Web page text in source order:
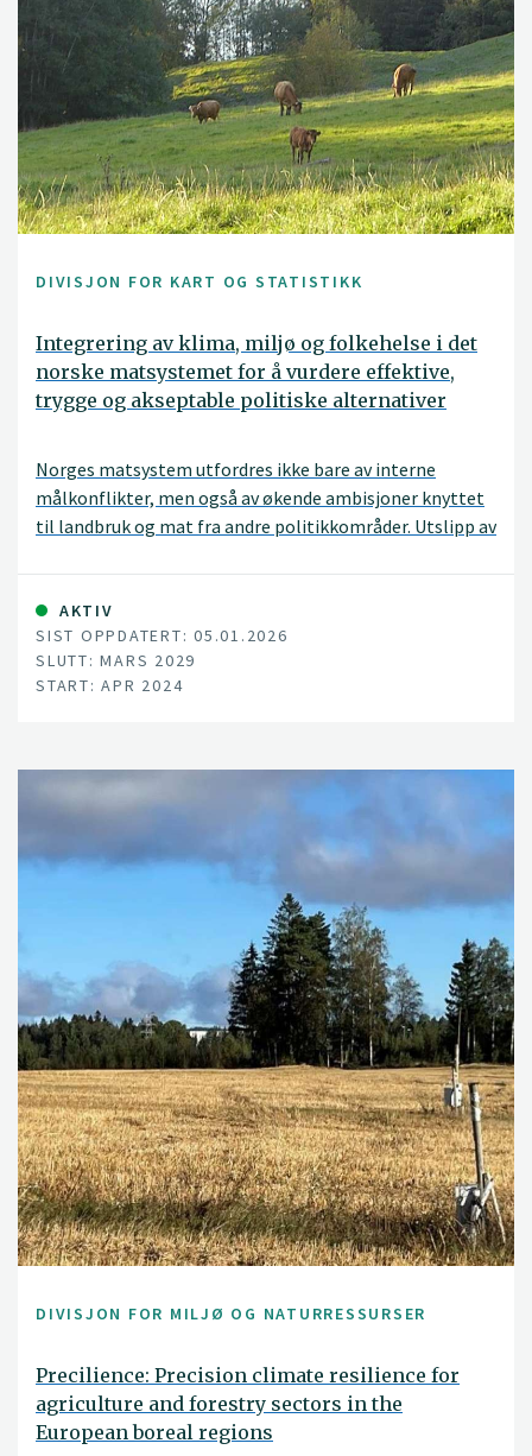
DIVISJON FOR KART OG STATISTIKK
Integrering av klima, miljø og folkehelse i det
norske matsystemet for å vurdere effektive,
trygge og akseptable politiske alternativer
Norges matsystem utfordres ikke bare av interne
målkonflikter, men også av økende ambisjoner knyttet
til landbruk og mat fra andre politikkområder. Utslipp av
og biologisk mangfold må stanses, og nye
kostholdsanbefalinger forventes å flytte kostholdet
mot mindre kjøttforbruk og -produksjon.
AKTIV
SIST OPPDATERT: 05.01.2026
SLUTT: MARS 2029
START: APR 2024
DIVISJON FOR MILJØ OG NATURRESSURSER
Precilience: Precision climate resilience for
agriculture and forestry sectors in the
European boreal regions